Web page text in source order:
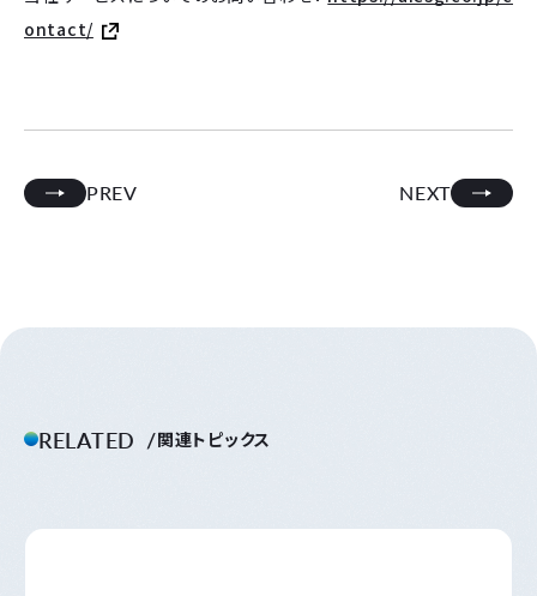
ontact/
PREV NEXT
RELATED 関連トピックス